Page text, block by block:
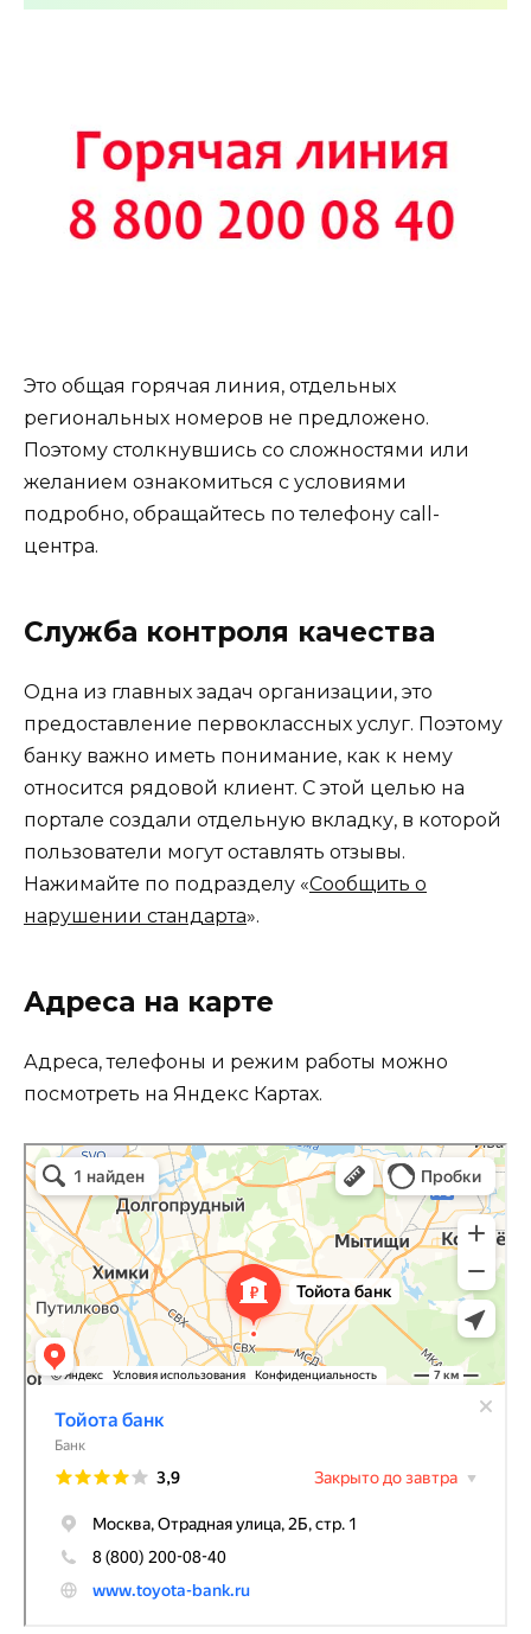
Это общая горячая линия, отдельных
региональных номеров не предложено.
Поэтому столкнувшись со сложностями или
желанием ознакомиться с условиями
подробно, обращайтесь по телефону call-
центра.
Служба контроля качества
Одна из главных задач организации, это
предоставление первоклассных услуг. Поэтому
банку важно иметь понимание, как к нему
относится рядовой клиент. С этой целью на
портале создали отдельную вкладку, в которой
пользователи могут оставлять отзывы.
Нажимайте по подразделу «Сообщить о
нарушении стандарта».
Адреса на карте
Адреса, телефоны и режим работы можно
посмотреть на Яндекс Картах.